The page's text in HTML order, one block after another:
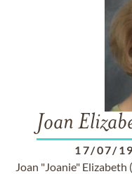
Joan
17/07/
Joan "Joanie" Elizabeth